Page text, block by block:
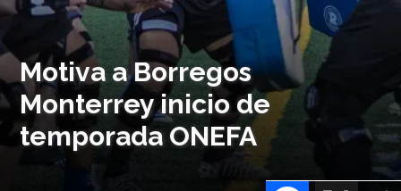
Motiva a Borregos
Monterrey inicio de
temporada ONEFA
X
Facebook